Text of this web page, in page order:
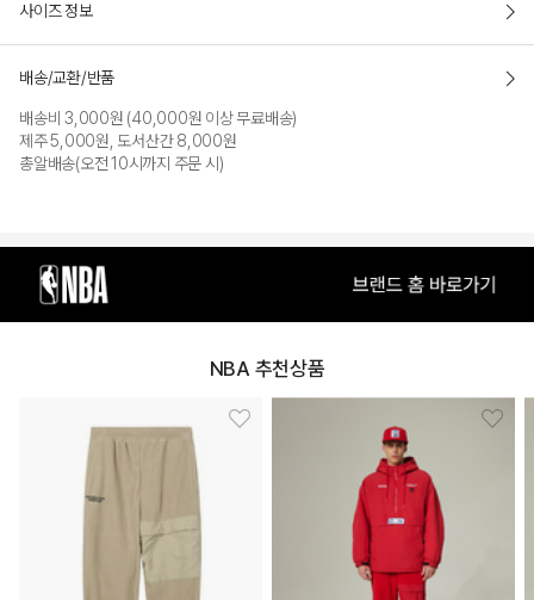
활동성이 좋고 편안하게 착장이 가능한 트레이닝 조거 팬츠.사이드에 절개선과
허리에 밴드와 스트링을 작업하여 사이즈 조절이 용이하고
편안하면서 트렌디한 FIT으로 연출 가능.BACK면을 MESH조직으로 작업하여 보다
소프트한
터치감을 제공하고 가벼운 면원단에 폴리를 혼방하여
사이즈 정보
배송/교환/반품
배송비 3,000원 (40,000원 이상 무료배송)
제주 5,000원, 도서산간 8,000원
총알배송(오전 10시까지 주문 시)
NBA 추천상품